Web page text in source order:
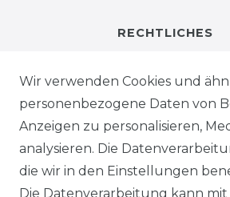
RECHTLICHES
IMPRESSUM
DATENSCHUTZ
Wir verwenden Cookies und
personenbezogene Daten von
Anzeigen zu personalisieren,
analysieren. Die
die wir in den Einstellungen
Die Datenverarbeitung kann